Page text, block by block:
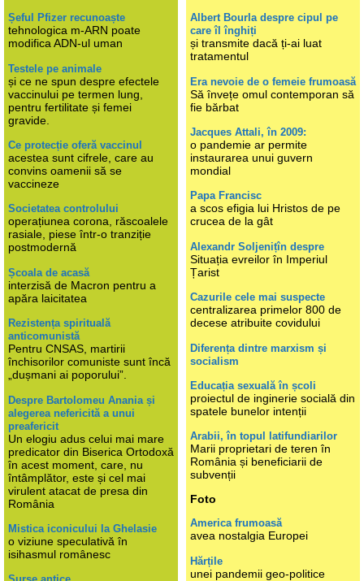
Șeful Pfizer recunoaște
tehnologica m-ARN poate
modifica ADN-ul uman
Testele pe animale
și ce ne spun despre efectele
vaccinului pe termen lung,
pentru fertilitate și femei
gravide.
Ce protecție oferă vaccinul
acestea sunt cifrele, care au
convins oamenii să se
vaccineze
Societatea controlului
operațiunea corona, răscoalele
rasiale, piese într-o tranziție
postmodernă
Școala de acasă
interzisă de Macron pentru a
apăra laicitatea
Rezistența spirituală
anticomunistă
Pentru CNSAS, martirii
închisorilor comuniste sunt încă
„dușmani ai poporului”.
Despre Bartolomeu Anania și
alegerea nefericită a unui
preafericit
Un elogiu adus celui mai mare
predicator din Biserica Ortodoxă
în acest moment, care, nu
întâmplător, este și cel mai
virulent atacat de presa din
România
Mistica iconicului la Ghelasie
o viziune speculativă în
isihasmul românesc
Albert Bourla despre cipul pe
care îl înghiți
și transmite dacă ți-ai luat
tratamentul
Era nevoie de o femeie frumoasă
Să învețe omul contemporan să
fie bărbat
Jacques Attali, în 2009:
o pandemie ar permite
instaurarea unui guvern
mondial
Papa Francisc
a scos efigia lui Hristos de pe
crucea de la gât
Alexandr Soljenițîn despre
Situația evreilor în Imperiul
Țarist
Cazurile cele mai suspecte
centralizarea primelor 800 de
decese atribuite covidului
Diferența dintre marxism și
socialism
Educația sexuală în școli
proiectul de inginerie socială din
spatele bunelor intenții
Arabii, în topul latifundiarilor
Marii proprietari de teren în
România și beneficiarii de
subvenții
Foto
America frumoasă
avea nostalgia Europei
Hărțile
unei pandemii geo-politice